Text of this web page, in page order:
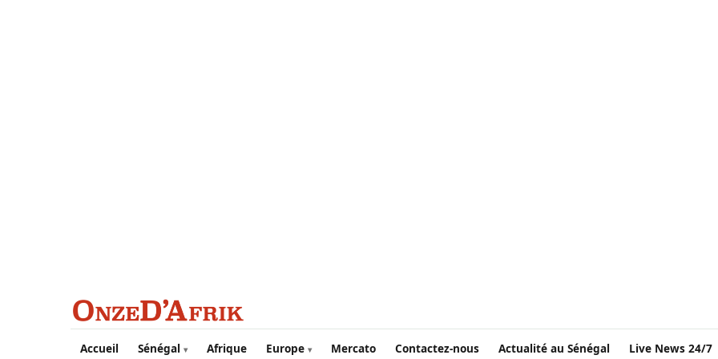
Aller au contenu principal
Accueil Sénégal Afrique Europe Mercato Contactez-nous Actualité au Sénégal Live News 24/7